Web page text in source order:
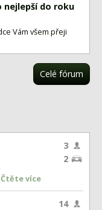
nejlepší do roku
Vám všem přeji
Celé fórum
Čtěte více
3
2
14